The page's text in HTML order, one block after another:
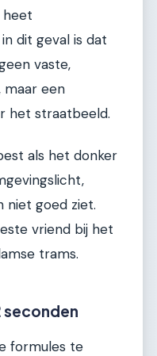
dit geval is dat
vaste,
een
het straatbeeld.
als het donker
niet goed ziet.
vriend bij het
trams.
seconden
formules te